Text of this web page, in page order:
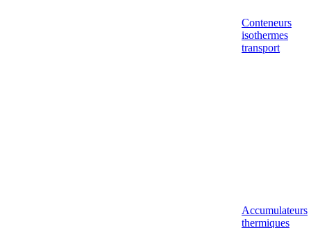
Conteneurs
isothermes
transport
Accumulateurs
thermiques